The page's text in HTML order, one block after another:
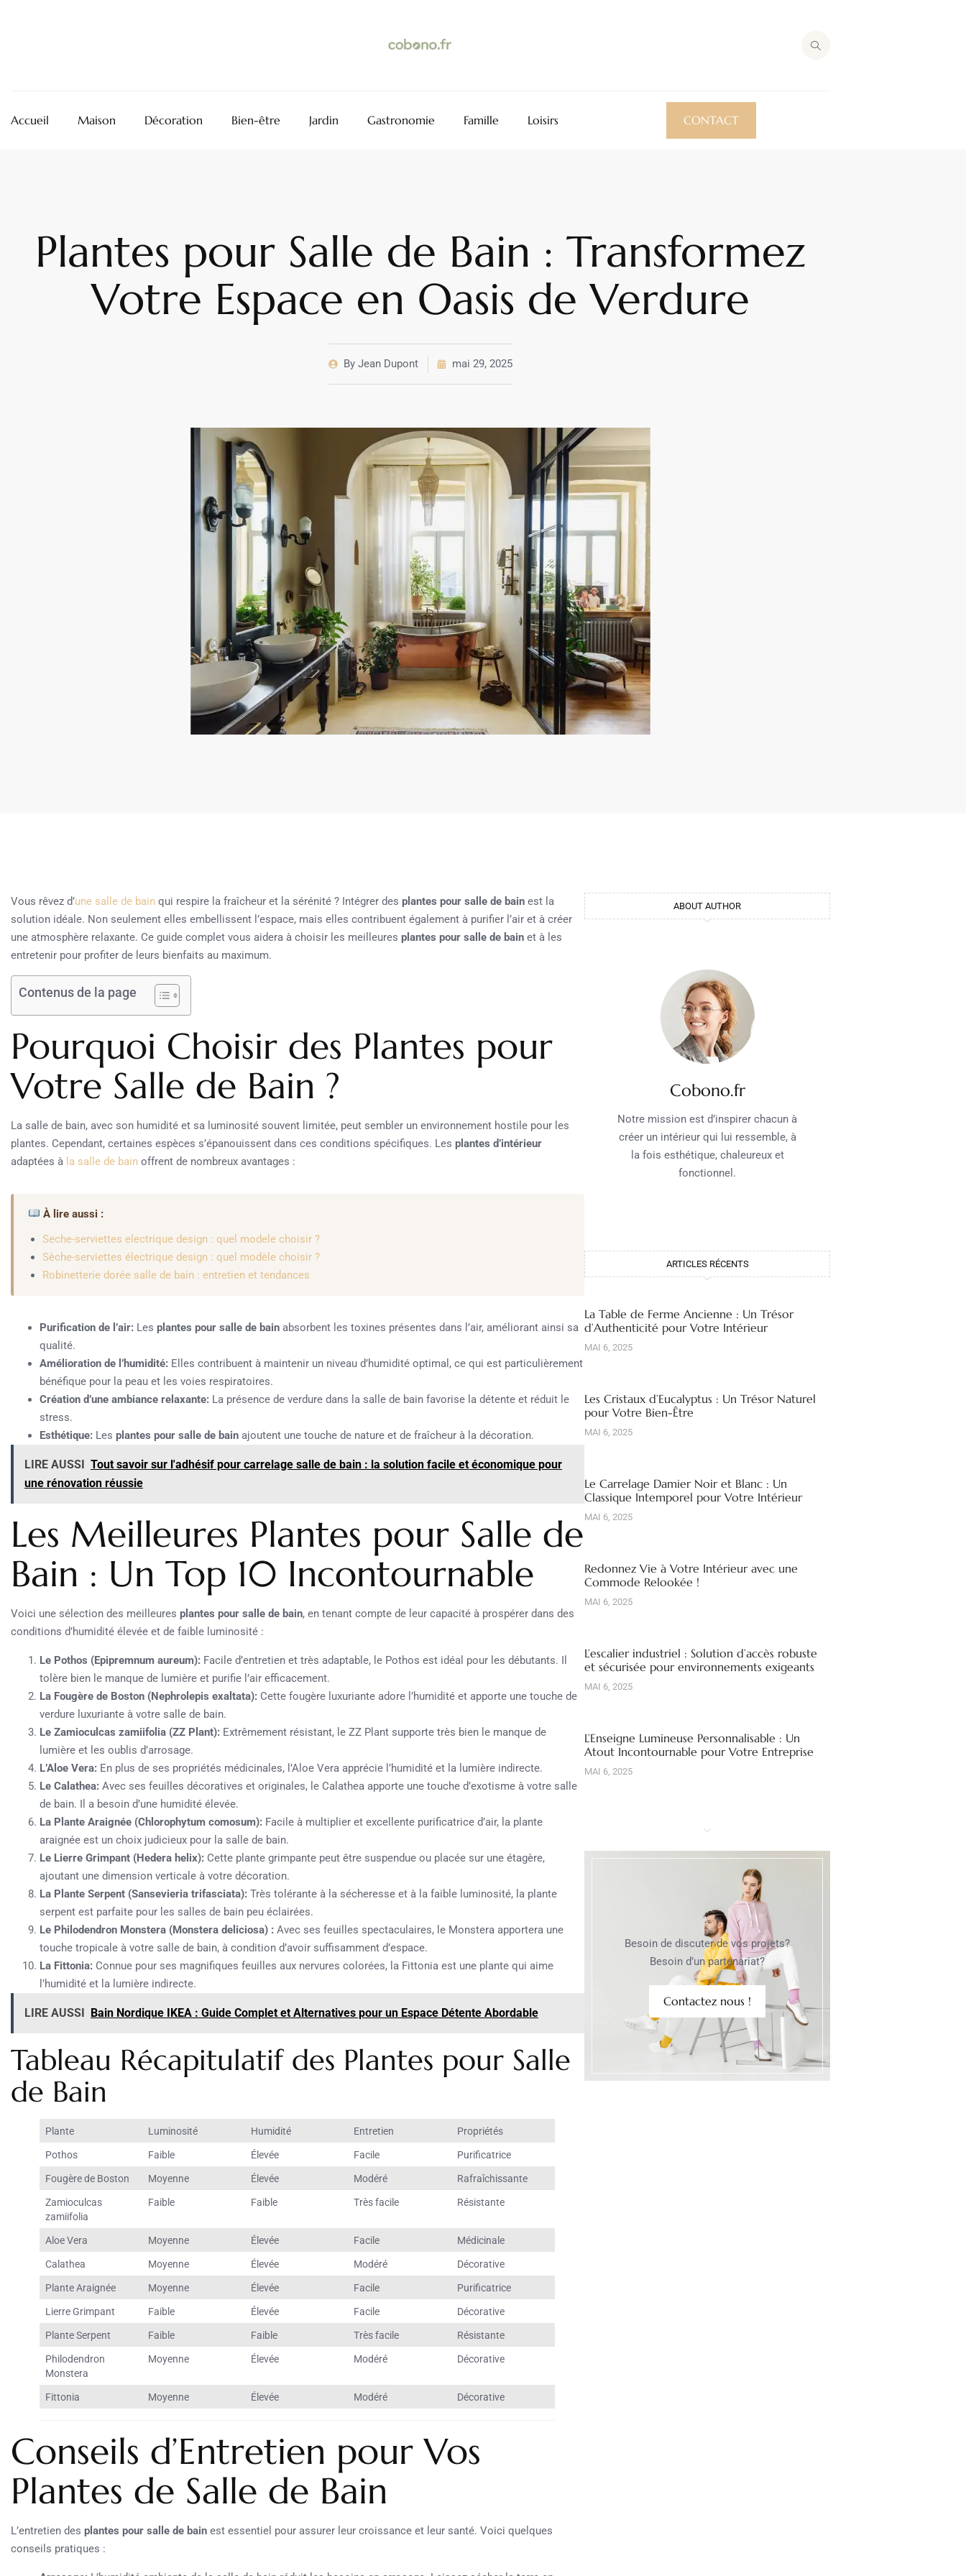
Accueil Maison Décoration Bien-être Jardin Gastronomie Famille Loisirs CONTACT
Plantes pour Salle de Bain : Transformez
Votre Espace en Oasis de Verdure
By Jean Dupont mai 29, 2025
Vous rêvez d’une salle de bain qui respire la fraîcheur et la sérénité ? Intégrer des plantes pour salle de bain est la
solution idéale. Non seulement elles embellissent l’espace, mais elles contribuent également à purifier l’air et à créer
une atmosphère relaxante. Ce guide complet vous aidera à choisir les meilleures plantes pour salle de bain et à les
entretenir pour profiter de leurs bienfaits au maximum.
Contenus de la page
Pourquoi Choisir des Plantes pour
Votre Salle de Bain ?
La salle de bain, avec son humidité et sa luminosité souvent limitée, peut sembler un environnement hostile pour les
plantes. Cependant, certaines espèces s’épanouissent dans ces conditions spécifiques. Les plantes d’intérieur
adaptées à la salle de bain offrent de nombreux avantages :
À lire aussi :
Seche-serviettes electrique design : quel modele choisir ?
Sèche-serviettes électrique design : quel modèle choisir ?
Robinetterie dorée salle de bain : entretien et tendances
Purification de l’air: Les plantes pour salle de bain absorbent les toxines présentes dans l’air, améliorant ainsi sa
qualité.
Amélioration de l’humidité: Elles contribuent à maintenir un niveau d’humidité optimal, ce qui est particulièrement
bénéfique pour la peau et les voies respiratoires.
Création d’une ambiance relaxante: La présence de verdure dans la salle de bain favorise la détente et réduit le
stress.
Esthétique: Les plantes pour salle de bain ajoutent une touche de nature et de fraîcheur à la décoration.
LIRE AUSSI Tout savoir sur l'adhésif pour carrelage salle de bain : la solution facile et économique pour
une rénovation réussie
Les Meilleures Plantes pour Salle de
Bain : Un Top 10 Incontournable
Voici une sélection des meilleures plantes pour salle de bain, en tenant compte de leur capacité à prospérer dans des
conditions d’humidité élevée et de faible luminosité :
Le Pothos (Epipremnum aureum): Facile d’entretien et très adaptable, le Pothos est idéal pour les débutants. Il
tolère bien le manque de lumière et purifie l’air efficacement.
La Fougère de Boston (Nephrolepis exaltata): Cette fougère luxuriante adore l’humidité et apporte une touche de
verdure luxuriante à votre salle de bain.
Le Zamioculcas zamiifolia (ZZ Plant): Extrêmement résistant, le ZZ Plant supporte très bien le manque de
lumière et les oublis d’arrosage.
L’Aloe Vera: En plus de ses propriétés médicinales, l’Aloe Vera apprécie l’humidité et la lumière indirecte.
Le Calathea: Avec ses feuilles décoratives et originales, le Calathea apporte une touche d’exotisme à votre salle
de bain. Il a besoin d’une humidité élevée.
La Plante Araignée (Chlorophytum comosum): Facile à multiplier et excellente purificatrice d’air, la plante
araignée est un choix judicieux pour la salle de bain.
Le Lierre Grimpant (Hedera helix): Cette plante grimpante peut être suspendue ou placée sur une étagère,
ajoutant une dimension verticale à votre décoration.
La Plante Serpent (Sansevieria trifasciata): Très tolérante à la sécheresse et à la faible luminosité, la plante
serpent est parfaite pour les salles de bain peu éclairées.
Le Philodendron Monstera (Monstera deliciosa) : Avec ses feuilles spectaculaires, le Monstera apportera une
touche tropicale à votre salle de bain, à condition d’avoir suffisamment d’espace.
La Fittonia: Connue pour ses magnifiques feuilles aux nervures colorées, la Fittonia est une plante qui aime
l’humidité et la lumière indirecte.
LIRE AUSSI Bain Nordique IKEA : Guide Complet et Alternatives pour un Espace Détente Abordable
Tableau Récapitulatif des Plantes pour Salle
de Bain
Plante Luminosité Humidité Entretien Propriétés
Pothos Faible Élevée Facile Purificatrice
Fougère de Boston Moyenne Élevée Modéré Rafraîchissante
Zamioculcas
zamiifolia
Faible Faible Très facile Résistante
Aloe Vera Moyenne Élevée Facile Médicinale
Calathea Moyenne Élevée Modéré Décorative
Plante Araignée Moyenne Élevée Facile Purificatrice
Lierre Grimpant Faible Élevée Facile Décorative
Plante Serpent Faible Faible Très facile Résistante
Philodendron
Monstera
Moyenne Élevée Modéré Décorative
Fittonia Moyenne Élevée Modéré Décorative
Conseils d’Entretien pour Vos
Plantes de Salle de Bain
L’entretien des plantes pour salle de bain est essentiel pour assurer leur croissance et leur santé. Voici quelques
conseils pratiques :
ABOUT AUTHOR
Cobono.fr
Notre mission est d’inspirer chacun à
créer un intérieur qui lui ressemble, à
la fois esthétique, chaleureux et
fonctionnel.
ARTICLES RÉCENTS
La Table de Ferme Ancienne : Un Trésor
d’Authenticité pour Votre Intérieur
MAI 6, 2025
Les Cristaux d’Eucalyptus : Un Trésor Naturel
pour Votre Bien-Être
MAI 6, 2025
Le Carrelage Damier Noir et Blanc : Un
Classique Intemporel pour Votre Intérieur
MAI 6, 2025
Redonnez Vie à Votre Intérieur avec une
Commode Relookée !
MAI 6, 2025
L’escalier industriel : Solution d’accès robuste
et sécurisée pour environnements exigeants
MAI 6, 2025
L’Enseigne Lumineuse Personnalisable : Un
Atout Incontournable pour Votre Entreprise
MAI 6, 2025
Besoin de discuter de vos projets?
Besoin d’un partenariat?
Contactez nous !